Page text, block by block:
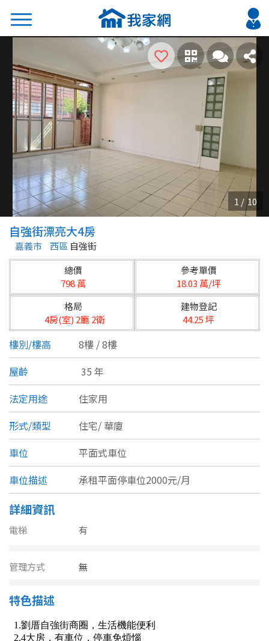
搜尋
2026 台北降價好屋限量釋出
2026 新北降價好屋限量釋出
2026 台中降價好屋限量釋出
2026 台南降價好屋限量釋出
2026 高雄降價好屋限量釋出
縣市
不限
台北市
基隆市
新北市
宜蘭縣
桃園市
新竹市
新竹縣
苗栗縣
台中市
雲林縣
嘉義縣
區域
類型(可複選)
不拘 公寓
別墅 透天厝
辦公
坪數
自強街漂亮大4房
嘉義市 西區 自強街
總價
798 萬
參考單價
18.03 萬/坪
格局
4房(室) 2廳 2衛
建物登記
44.25 坪
樓別/樓高
8樓 / 8樓
屋齡
35 年
法定用途
住家用
形式/類型
住宅/ 華廈
車位
平面式車位
車位描述
承租平面停車位2000元/月
詳細資訊
電梯 有
管理方式 無
特色描述